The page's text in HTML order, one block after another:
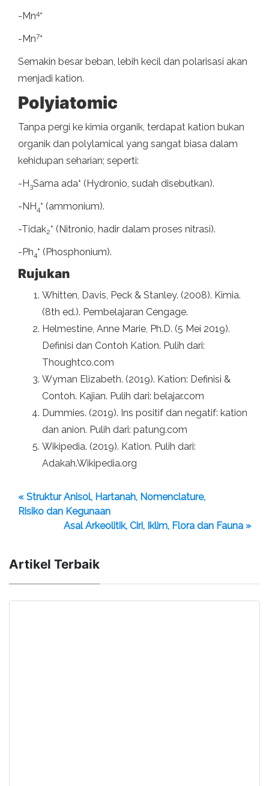
-Mn4+
-Mn7+
Semakin besar beban, lebih kecil dan polarisasi akan
menjadi kation.
Polyiatomic
Tanpa pergi ke kimia organik, terdapat kation bukan
organik dan polylamical yang sangat biasa dalam
kehidupan seharian; seperti:
-H3Sama ada+ (Hydronio, sudah disebutkan).
-NH4
+ (ammonium).
-Tidak2
+ (Nitronio, hadir dalam proses nitrasi).
-Ph4
+ (Phosphonium).
Rujukan
Whitten, Davis, Peck & Stanley. (2008). Kimia.
(8th ed.). Pembelajaran Cengage.
Helmestine, Anne Marie, Ph.D. (5 Mei 2019).
Definisi dan Contoh Kation. Pulih dari:
Thoughtco.com
Wyman Elizabeth. (2019). Kation: Definisi &
Contoh. Kajian. Pulih dari: belajar.com
Dummies. (2019). Ins positif dan negatif: kation
dan anion. Pulih dari: patung.com
Wikipedia. (2019). Kation. Pulih dari:
Adakah.Wikipedia.org
« Struktur Anisol, Hartanah, Nomenclature,
Risiko dan Kegunaan
Asal Arkeolitik, Ciri, Iklim, Flora dan Fauna »
Artikel Terbaik